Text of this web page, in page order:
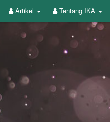
Artikel Tentang IKA